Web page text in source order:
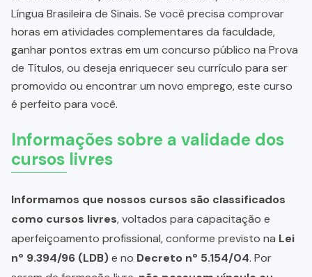
Língua Brasileira de Sinais. Se você precisa comprovar
horas em atividades complementares da faculdade,
ganhar pontos extras em um concurso público na Prova
de Títulos, ou deseja enriquecer seu currículo para ser
promovido ou encontrar um novo emprego, este curso
é perfeito para você.
Informações sobre a validade dos
cursos livres
Informamos que nossos cursos são classificados
como cursos livres, voltados para capacitação e
aperfeiçoamento profissional, conforme previsto na Lei
nº 9.394/96 (LDB)e no Decreto nº 5.154/04. Por